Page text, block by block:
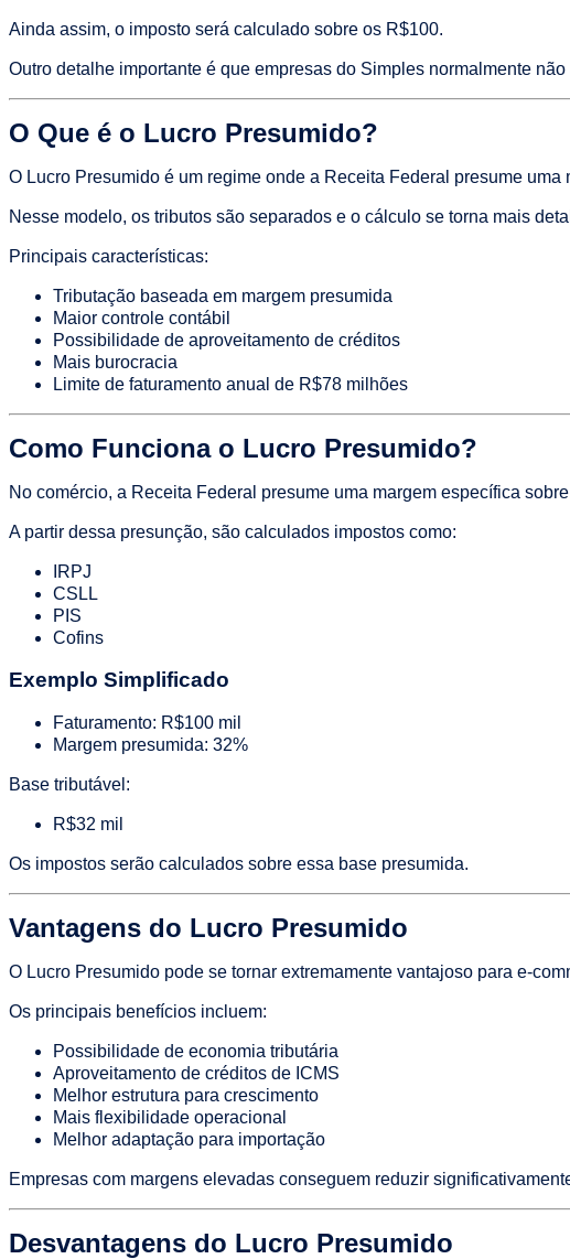
Ainda assim, o imposto será calculado sobre os R$100.
Outro detalhe importante é que empresas do Simples normalmente
O Que é o Lucro Presumido?
O Lucro Presumido é um regime onde a Receita Federal presume
Nesse modelo, os tributos são separados e o cálculo se torna mais
Principais características:
Tributação baseada em margem presumida
Maior controle contábil
Possibilidade de aproveitamento de créditos
Mais burocracia
Limite de faturamento anual de R$78 milhões
Como Funciona o Lucro Presumido?
No comércio, a Receita Federal presume uma margem específica
A partir dessa presunção, são calculados impostos como:
IRPJ
CSLL
PIS
Cofins
Exemplo Simplificado
Faturamento: R$100 mil
Margem presumida: 32%
Base tributável:
R$32 mil
Os impostos serão calculados sobre essa base presumida.
Vantagens do Lucro Presumido
O Lucro Presumido pode se tornar extremamente vantajoso para e-
Os principais benefícios incluem:
Possibilidade de economia tributária
Aproveitamento de créditos de ICMS
Melhor estrutura para crescimento
Mais flexibilidade operacional
Melhor adaptação para importação
Empresas com margens elevadas conseguem reduzir
Desvantagens do Lucro Presumido